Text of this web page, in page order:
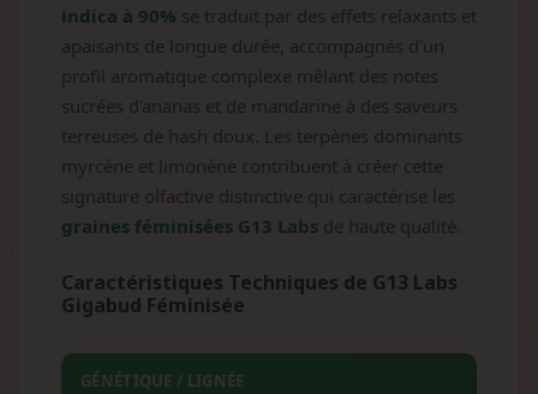
indica à 90% se traduit par des effets relaxants et
apaisants de longue durée, accompagnés d'un
profil aromatique complexe mêlant des notes
sucrées d'ananas et de mandarine à des saveurs
terreuses de hash doux. Les terpènes dominants
myrcène et limonène contribuent à créer cette
signature olfactive distinctive qui caractérise les
graines féminisées G13 Labs de haute qualité.
Caractéristiques Techniques de G13 Labs
Gigabud Féminisée
GÉNÉTIQUE / LIGNÉE